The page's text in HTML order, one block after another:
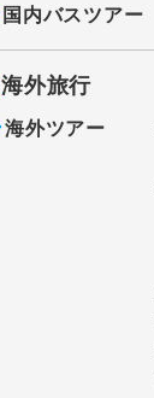
国内バスツアー
海外旅行
海外ツアー